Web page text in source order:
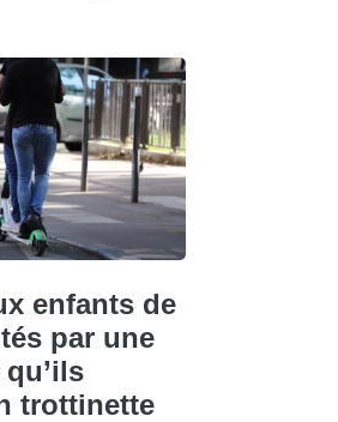
enfants de
par une
trottinette